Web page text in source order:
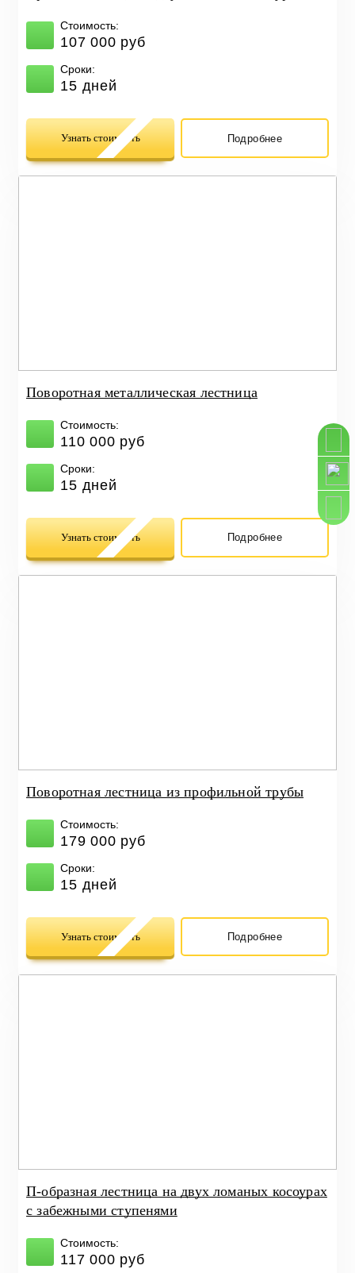
Стоимость:
107 000 руб
Сроки:
15 дней
Узнать стоимость Подробнее
Поворотная металлическая лестница
Стоимость:
110 000 руб
Сроки:
15 дней
Узнать стоимость Подробнее
Поворотная лестница из профильной трубы
Стоимость:
179 000 руб
Сроки:
15 дней
Узнать стоимость Подробнее
П-образная лестница на двух ломаных косоурах
с забежными ступенями
Стоимость:
117 000 руб